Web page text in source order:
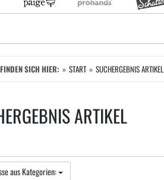
SICH HIER: START SUCHERGEBNIS ARTIKEL
ARTIKEL
aus Kategorien: